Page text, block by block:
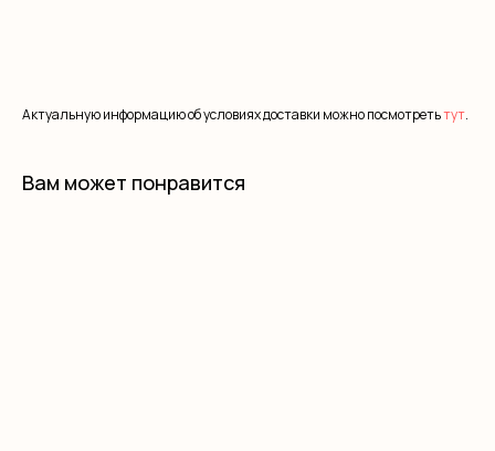
Актуальную информацию об условиях доставки можно посмотретьтут.
Вам может понравится